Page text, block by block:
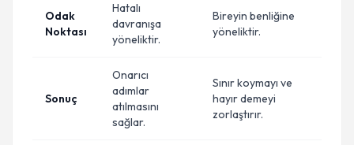
Odak
Noktası
Hatalı
davranışa
yöneliktir.
Bireyin benliğine
yöneliktir.
Sonuç
Onarıcı
adımlar
atılmasını
sağlar.
Sınır koymayı ve
hayır demeyi
zorlaştırır.